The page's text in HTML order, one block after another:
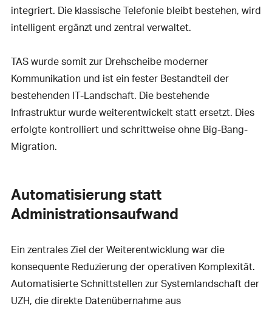
integriert. Die klassische Telefonie bleibt bestehen, wird
intelligent ergänzt und zentral verwaltet.
TAS wurde somit zur Drehscheibe moderner
Kommunikation und ist ein fester Bestandteil der
bestehenden IT-Landschaft. Die bestehende
Infrastruktur wurde weiterentwickelt statt ersetzt. Dies
erfolgte kontrolliert und schrittweise ohne Big-Bang-
Migration.
Automatisierung statt
Administrationsaufwand
Ein zentrales Ziel der Weiterentwicklung war die
konsequente Reduzierung der operativen Komplexität.
Automatisierte Schnittstellen zur Systemlandschaft der
UZH, die direkte Datenübernahme aus